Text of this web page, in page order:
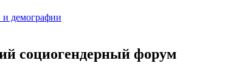
и демографии
социогендерный форум